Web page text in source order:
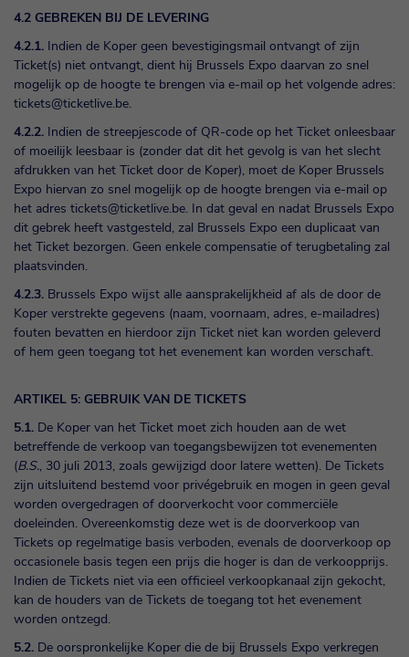
4.2 GEBREKEN BIJ DE LEVERING
4.2.1. Indien de Koper geen bevestigingsmail ontvangt of zijn
Ticket(s) niet ontvangt, dient hij Brussels Expo daarvan zo snel
mogelijk op de hoogte te brengen via e-mail op het volgende adres:
tickets@ticketlive.be.
4.2.2. Indien de streepjescode of QR-code op het Ticket onleesbaar
of moeilijk leesbaar is (zonder dat dit het gevolg is van het slecht
afdrukken van het Ticket door de Koper), moet de Koper Brussels
Expo hiervan zo snel mogelijk op de hoogte brengen via e-mail op
het adres tickets@ticketlive.be. In dat geval en nadat Brussels Expo
dit gebrek heeft vastgesteld, zal Brussels Expo een duplicaat van
het Ticket bezorgen. Geen enkele compensatie of terugbetaling zal
plaatsvinden.
4.2.3. Brussels Expo wijst alle aansprakelijkheid af als de door de
Koper verstrekte gegevens (naam, voornaam, adres, e-mailadres)
fouten bevatten en hierdoor zijn Ticket niet kan worden geleverd
of hem geen toegang tot het evenement kan worden verschaft.
ARTIKEL 5: GEBRUIK VAN DE TICKETS
5.1. De Koper van het Ticket moet zich houden aan de wet
betreffende de verkoop van toegangsbewijzen tot evenementen
(B.S., 30 juli 2013, zoals gewijzigd door latere wetten). De Tickets
zijn uitsluitend bestemd voor privégebruik en mogen in geen geval
worden overgedragen of doorverkocht voor commerciële
doeleinden. Overeenkomstig deze wet is de doorverkoop van
Tickets op regelmatige basis verboden, evenals de doorverkoop op
occasionele basis tegen een prijs die hoger is dan de verkoopprijs.
Indien de Tickets niet via een officieel verkoopkanaal zijn gekocht,
kan de houders van de Tickets de toegang tot het evenement
worden ontzegd.
5.2. De oorspronkelijke Koper die de bij Brussels Expo verkregen